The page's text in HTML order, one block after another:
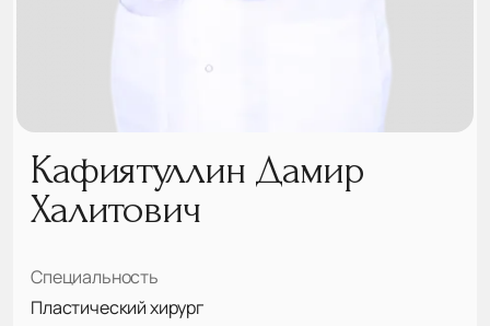
Кафиятуллин Дамир
Халитович
Специальность
Пластический хирург